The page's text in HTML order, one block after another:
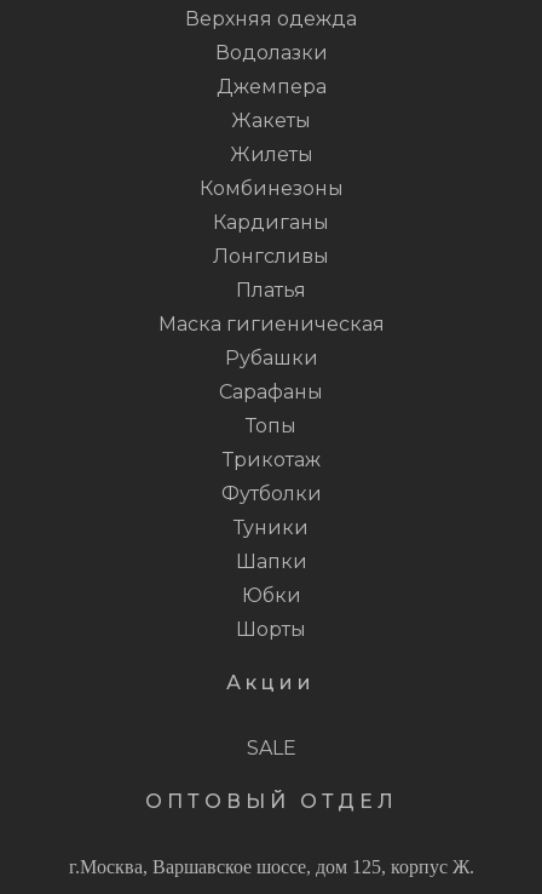
Верхняя одежда
Водолазки
Джемпера
Жакеты
Жилеты
Комбинезоны
Кардиганы
Лонгсливы
Платья
Маска гигиеническая
Рубашки
Сарафаны
Топы
Трикотаж
Футболки
Туники
Шапки
Юбки
Шорты
Акции
SALE
ОПТОВЫЙ ОТДЕЛ
г.Москва, Варшавское шоссе, дом 125, корпус Ж.